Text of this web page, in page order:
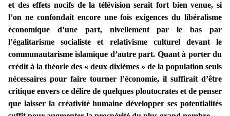
et des effets nocifs de la télévision serait fort bien venue, si
l’on ne confondait encore une fois exigences du libéralisme
économique d’une part, nivellement par le bas par
l’égalitarisme socialiste et relativisme culturel devant le
communautarisme islamique d’autre part. Quant à porter du
crédit à la théorie des « deux dixièmes » de la population seuls
nécessaires pour faire tourner l’économie, il suffirait d’être
critique envers ce délire de quelques ploutocrates et de penser
que laisser la créativité humaine développer ses potentialités